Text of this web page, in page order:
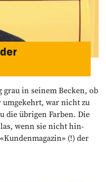
grau in seinem Becken, ob
war nicht zu
die übrigen Farben. Die
wenn sie nicht hin­
(!) der